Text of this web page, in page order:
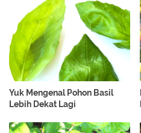
Yuk Mengenal Pohon Basil
Lebih Dekat Lagi